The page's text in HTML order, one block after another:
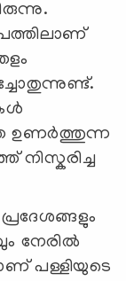
ഉണർത്തുന്ന
നേരില്‍
പള്ളിയുടെ